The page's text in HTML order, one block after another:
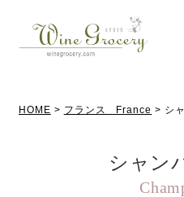
HOME フランス France シ
シャン